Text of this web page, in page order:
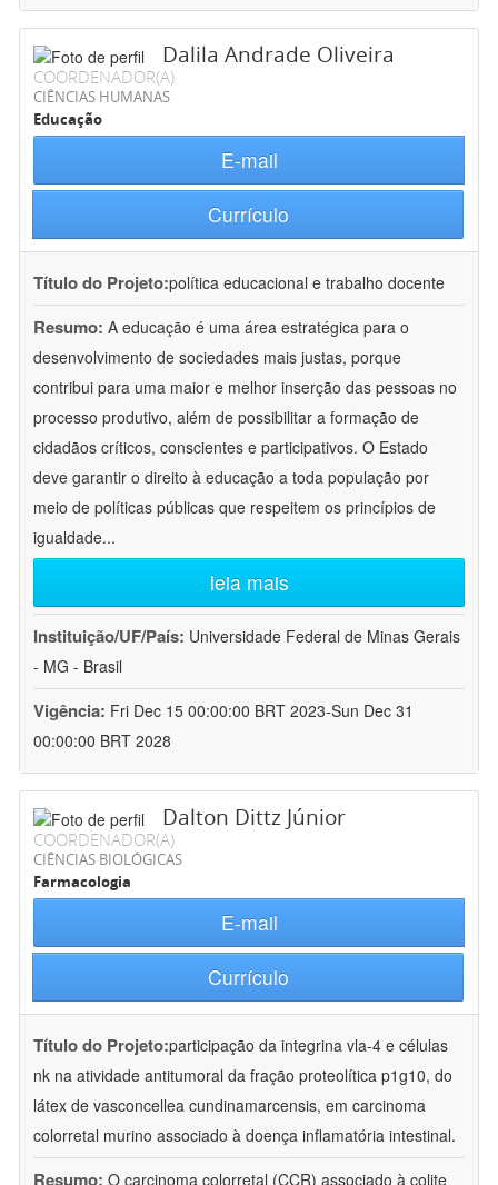
Dalila Andrade Oliveira
COORDENADOR(A)
CIÊNCIAS HUMANAS
Educação
E-mail
Currículo
Título do Projeto:política educacional e trabalho docente
Resumo: A educação é uma área estratégica para o
desenvolvimento de sociedades mais justas, porque
contribui para uma maior e melhor inserção das pessoas no
processo produtivo, além de possibilitar a formação de
cidadãos críticos, conscientes e participativos. O Estado
deve garantir o direito à educação a toda população por
meio de políticas públicas que respeitem os princípios de
igualdade...
leia mais
Instituição/UF/País: Universidade Federal de Minas Gerais
- MG - Brasil
Vigência: Fri Dec 15 00:00:00 BRT 2023-Sun Dec 31
00:00:00 BRT 2028
Dalton Dittz Júnior
COORDENADOR(A)
CIÊNCIAS BIOLÓGICAS
Farmacologia
E-mail
Currículo
Título do Projeto:participação da integrina vla-4 e células
nk na atividade antitumoral da fração proteolítica p1g10, do
látex de vasconcellea cundinamarcensis, em carcinoma
colorretal murino associado à doença inflamatória intestinal.
Resumo: O carcinoma colorretal (CCR) associado à colite